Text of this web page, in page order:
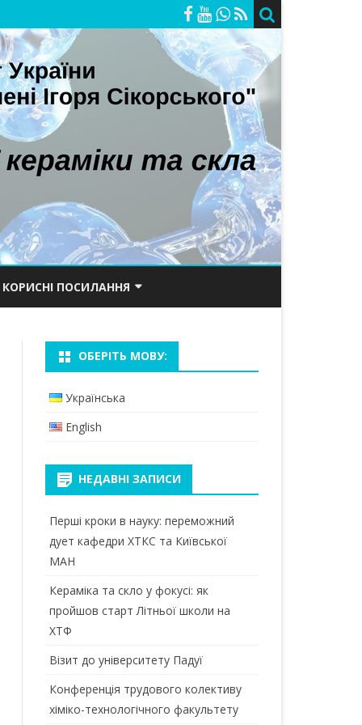
ПЕРЕДДИПЛОМНА ПРАКТИКА
ДИСЕРТАЦІЇ
МАТЕРІАЛЬНО-ТЕХНІЧНЕ
МІЖНАРОДНА МОБІЛЬНІСТЬ
БАКАЛАВРИ
ДОКТОР ФІЛОСОФІЇ (PHD)
МАГІСТРИ
КОРИСНІ ПОСИЛАННЯ
ПРИЙМАЛЬНА КОМІСІЯ
БІБЛІОТЕКА КПІ
ВІДПОЧИНОК
СТУДЕНТСЬКА ПРОФСПІЛКА
ОБЕРІТЬ МОВУ:
Українська
English
НЕДАВНІ ЗАПИСИ
Перші кроки в науку: переможний
дует кафедри ХТКС та Київської
МАН
Кераміка та скло у фокусі: як
пройшов старт Літньої школи на
ХТФ
Візит до університету Падуї
Конференція трудового колективу
хіміко-технологічного факультету